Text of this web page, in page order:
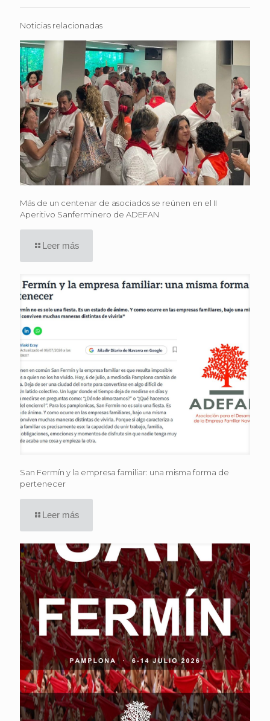
Noticias relacionadas
Más de un centenar de asociados se reúnen en el II
Aperitivo Sanferminero de ADEFAN
Leer más
San Fermín y la empresa familiar: una misma forma de
pertenecer
Leer más